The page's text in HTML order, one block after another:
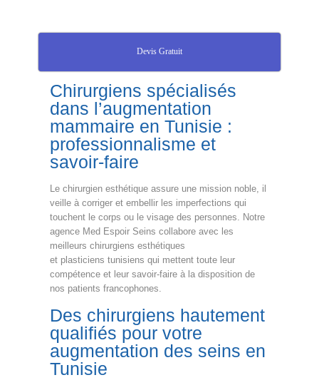
Devis Gratuit
Chirurgiens spécialisés
dans l’augmentation
mammaire en Tunisie :
professionnalisme et
savoir-faire
Le chirurgien esthétique assure une mission noble, il
veille à corriger et embellir les imperfections qui
touchent le corps ou le visage des personnes. Notre
agence Med Espoir Seins collabore avec les
meilleurs chirurgiens esthétiques
et plasticiens tunisiens qui mettent toute leur
compétence et leur savoir-faire à la disposition de
nos patients francophones.
Des chirurgiens hautement
qualifiés pour votre
augmentation des seins en
Tunisie